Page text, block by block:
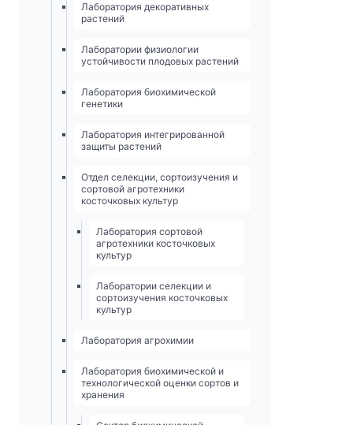
Лаборатория декоративных
растений
Лаборатории физиологии
устойчивости плодовых растений
Лаборатория биохимической
генетики
Лаборатория интегрированной
защиты растений
Отдел селекции, сортоизучения и
сортовой агротехники
косточковых культур
Лаборатория сортовой
агротехники косточковых
культур
Лаборатории селекции и
сортоизучения косточковых
культур
Лаборатория агрохимии
Лаборатория биохимической и
технологической оценки сортов и
хранения